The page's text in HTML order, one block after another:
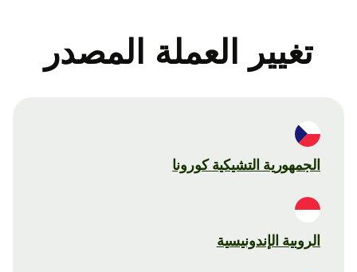
تغيير العملة المصدر
الجمهورية التشيكية كورونا
الروبية الإندونيسية